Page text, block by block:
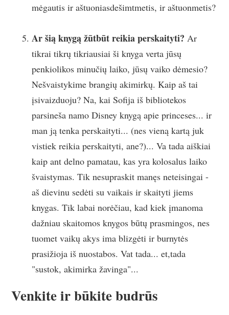
mėgautis ir aštuoniasdešimtmetis, ir aštuonmetis?
Ar šią knygą žūtbūt reikia perskaityti?Ar
tikrai tikrų tikriausiai ši knyga verta jūsų
penkiolikos minučių laiko, jūsų vaiko dėmesio?
Nešvaistykime brangių akimirkų. Kaip aš tai
įsivaizduoju? Na, kai Sofija iš bibliotekos
parsineša namo Disney knygą apie princeses... ir
man ją tenka perskaityti... (nes vieną kartą juk
vistiek reikia perskaityti, ane?)... Va tada aiškiai
kaip ant delno pamatau, kas yra kolosalus laiko
švaistymas. Tik nesupraskit manęs neteisingai -
aš dievinu sedėti su vaikais ir skaityti jiems
knygas. Tik labai norėčiau, kad kiek įmanoma
dažniau skaitomos knygos būtų prasmingos, nes
tuomet vaikų akys ima blizgėti ir burnytės
prasižioja iš nuostabos. Vat tada... et,tada
"sustok, akimirka žavinga"...
Venkite ir būkite budrūs